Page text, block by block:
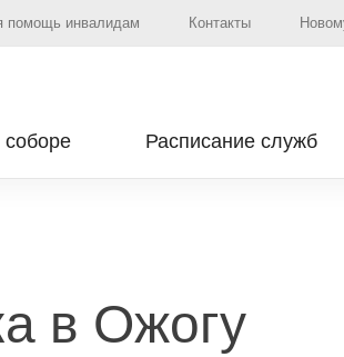
помощь инвалидам Контакты
Расписание служб
в Ожогу